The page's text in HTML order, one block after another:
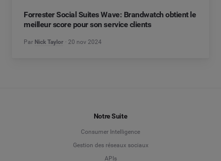
Forrester Social Suites Wave: Brandwatch obtient le
meilleur score pour son service clients
Par Nick Taylor 20 nov 2024
Notre Suite
Consumer Intelligence
Gestion des réseaux sociaux
APIs